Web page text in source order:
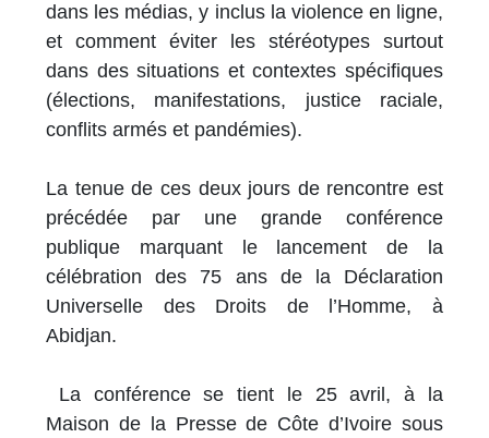
dans les médias, y inclus la violence en ligne,
et comment éviter les stéréotypes surtout
dans des situations et contextes spécifiques
(élections, manifestations, justice raciale,
conflits armés et pandémies).
La tenue de ces deux jours de rencontre est
précédée par une grande conférence
publique marquant le lancement de la
célébration des 75 ans de la Déclaration
Universelle des Droits de l’Homme, à
Abidjan.
La conférence se tient le 25 avril, à la
Maison de la Presse de Côte d’Ivoire sous